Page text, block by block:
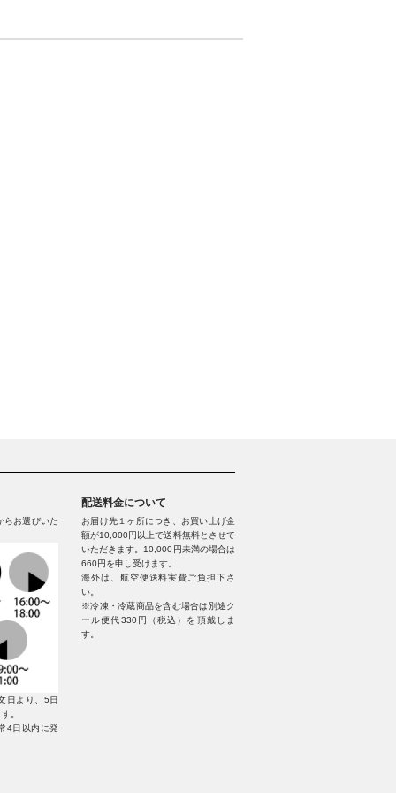
らお選びいた
日より、5日
。
4日以内に発
配送料金について
お届け先１ヶ所につき、お買い上げ金
額が10,000円以上で送料無料とさせて
いただきます。10,000円未満の場合は
660円を申し受けます。
海外は、航空便送料実費ご負担下さ
い。
※冷凍・冷蔵商品を含む場合は別途ク
ール便代330円（税込）を頂戴しま
す。